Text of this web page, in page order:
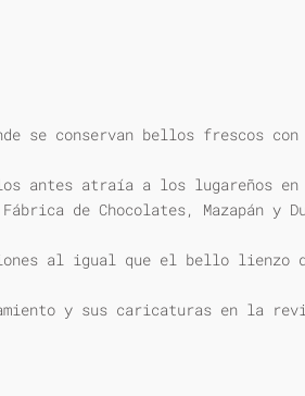
se conservan bellos
antes atraía a los lugareños en
de Chocolates, Mazapán
al igual que el bello lienzo
y sus caricaturas en la